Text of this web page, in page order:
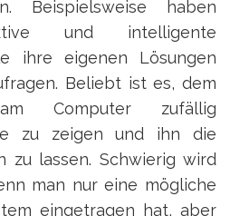
Beispielsweise haben
und intelligente
ihre eigenen Lösungen
Beliebt ist es, dem
am Computer zufällig
zu zeigen und ihn die
zu lassen. Schwierig wird
man nur eine mögliche
eingetragen hat, aber